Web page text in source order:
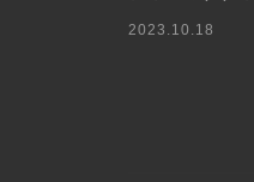
2023.10.18